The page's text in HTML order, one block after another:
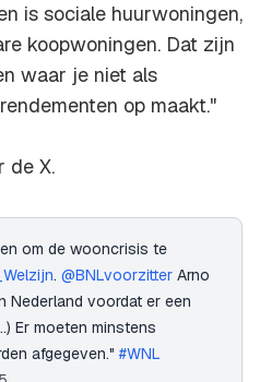
is sociale huurwoningen,
koopwoningen. Dat zijn
waar je niet als
op maakt."
de X.
om de wooncrisis te
. @BNLvoorzitter Arno
Nederland voordat er een
Er moeten minstens
afgegeven." #WNL